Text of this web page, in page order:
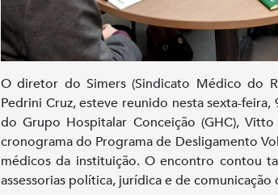
O diretor do Simers (Sindicato Médico do
Pedrini Cruz, esteve reunido nesta sexta-
do Grupo Hospitalar Conceição (GHC),
cronograma do Programa de Desligamento
médicos da instituição. O encontro contou
assessorias política, jurídica e de